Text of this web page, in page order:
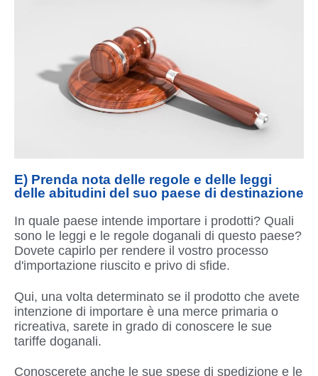
E) Prenda nota delle regole e delle leggi
delle abitudini del suo paese di destinazione
In quale paese intende importare i prodotti? Quali
sono le leggi e le regole doganali di questo paese?
Dovete capirlo per rendere il vostro processo
d'importazione riuscito e privo di sfide.
Qui, una volta determinato se il prodotto che avete
intenzione di importare è una merce primaria o
ricreativa, sarete in grado di conoscere le sue
tariffe doganali.
Conoscerete anche le sue spese di spedizione e le